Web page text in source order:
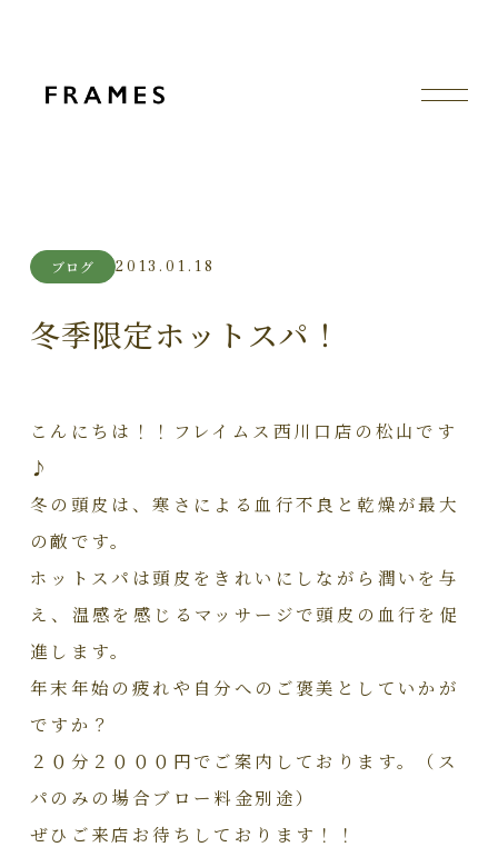
ブログ 2013.01.18
冬季限定ホットスパ！
こんにちは！！フレイムス西川口店の松山です
♪
冬の頭皮は、寒さによる血行不良と乾燥が最大
の敵です。
ホットスパは頭皮をきれいにしながら潤いを与
え、温感を感じるマッサージで頭皮の血行を促
進します。
年末年始の疲れや自分へのご褒美としていかが
ですか？
２０分２０００円でご案内しております。（ス
パのみの場合ブロー料金別途）
ぜひご来店お待ちしております！！